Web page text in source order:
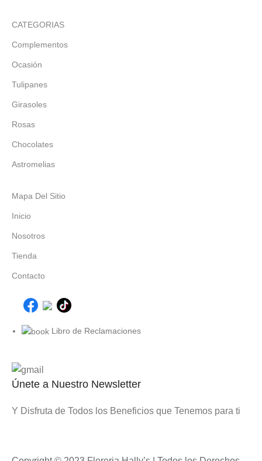
CATEGORIAS
Complementos
Ocasión
Tulipanes
Girasoles
Rosas
Chocolates
Astromelias
Mapa Del Sitio
Inicio
Nosotros
Tienda
Contacto
Libro de Reclamaciones
Únete a Nuestro Newsletter
Y Disfruta de Todos los Beneficios que Tenemos para ti